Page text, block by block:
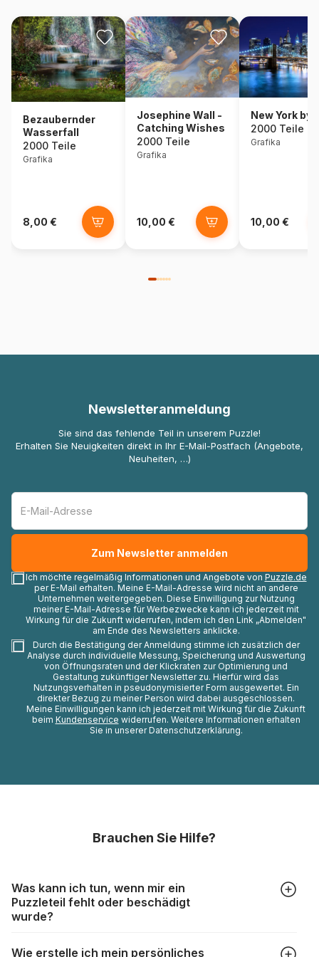
Bezaubernder
Wasserfall
2000 Teile
Grafika
8,00 €
Josephine Wall -
Catching Wishes
2000 Teile
Grafika
10,00 €
New York by
2000 Teile
Grafika
10,00 €
Newsletteranmeldung
Sie sind das fehlende Teil in unserem Puzzle!
Erhalten Sie Neuigkeiten direkt in Ihr E-Mail-Postfach (Angebote,
Neuheiten, …)
Ich möchte regelmäßig Informationen und Angebote von Puzzle.de
per E-Mail erhalten. Meine E-Mail-Adresse wird nicht an andere
Unternehmen weitergegeben. Diese Einwilligung zur Nutzung
meiner E-Mail-Adresse für Werbezwecke kann ich jederzeit mit
Wirkung für die Zukunft widerrufen, indem ich den Link „Abmelden"
am Ende des Newsletters anklicke.
Durch die Bestätigung der Anmeldung stimme ich zusätzlich der
Analyse durch individuelle Messung, Speicherung und Auswertung
von Öffnungsraten und der Klickraten zur Optimierung und
Gestaltung zukünftiger Newsletter zu. Hierfür wird das
Nutzungsverhalten in pseudonymisierter Form ausgewertet. Ein
direkter Bezug zu meiner Person wird dabei ausgeschlossen.
Meine Einwilligungen kann ich jederzeit mit Wirkung für die Zukunft
beim Kundenservice widerrufen. Weitere Informationen erhalten
Sie in unserer Datenschutzerklärung.
Brauchen Sie Hilfe?
Was kann ich tun, wenn mir ein
Puzzleteil fehlt oder beschädigt
wurde?
Wie erstelle ich mein persönliches